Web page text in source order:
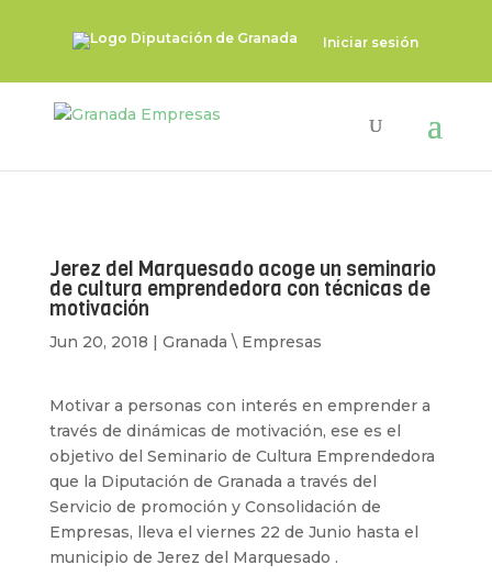
Iniciar sesión
Jerez del Marquesado acoge un seminario
de cultura emprendedora con técnicas de
motivación
Jun 20, 2018 | Granada \ Empresas
Motivar a personas con interés en emprender a
través de dinámicas de motivación, ese es el
objetivo del Seminario de Cultura Emprendedora
que la Diputación de Granada a través del
Servicio de promoción y Consolidación de
Empresas, lleva el viernes 22 de Junio hasta el
municipio de Jerez del Marquesado .